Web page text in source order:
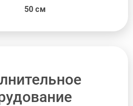
50см